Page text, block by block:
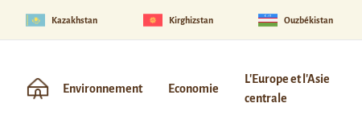
Kazakhstan Kirghizstan Ouzbékistan
Environnement Economie
L'Europe et l'Asie
centrale